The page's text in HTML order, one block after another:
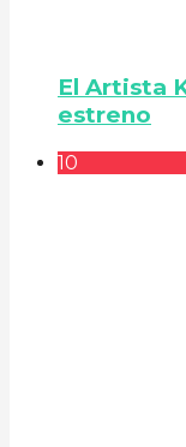
El Artista
estreno
10